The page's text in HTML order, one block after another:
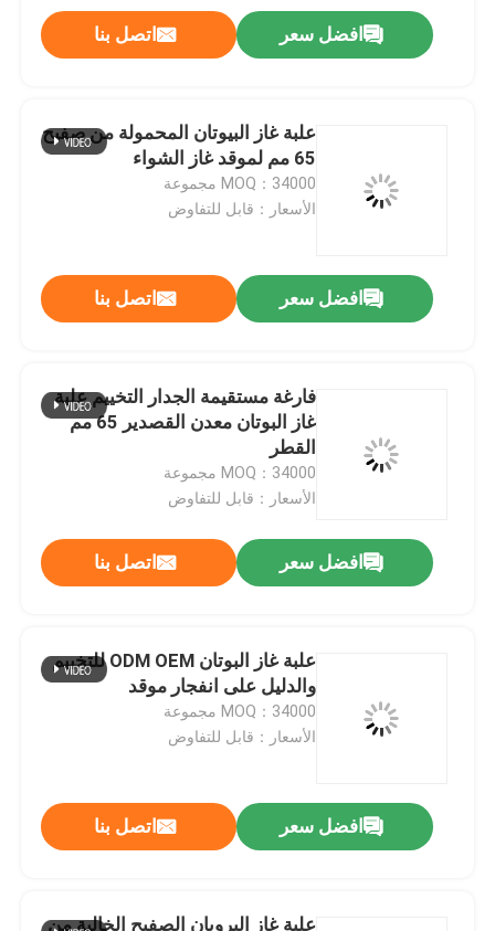
افضل سعر اتصل بنا
علبة غاز البيوتان المحمولة من صفيح
65 مم لموقد غاز الشواء
MOQ：34000 مجموعة
الأسعار：قابل للتفاوض
افضل سعر اتصل بنا
فارغة مستقيمة الجدار التخييم علبة
غاز البوتان معدن القصدير 65 مم
القطر
MOQ：34000 مجموعة
الأسعار：قابل للتفاوض
افضل سعر اتصل بنا
علبة غاز البوتان ODM OEM للتخييم
والدليل على انفجار موقد
MOQ：34000 مجموعة
الأسعار：قابل للتفاوض
افضل سعر اتصل بنا
علبة غاز البروبان الصفيح الخالية من